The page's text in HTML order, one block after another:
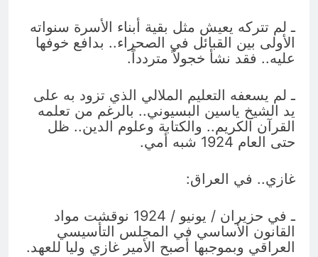
ـ لم تتركه يعيش مثل بقية أبناء الأسرة سنواته
الأولى بين القبائل في الصحراء.. بدافع خوفها
عليه.. فقد نشأ خجولاً متردداً.
ـ لم يسعفه التعليم الملالي الذي تزود به على
يد الشيخ ياسين البسيوني.. بالرغم من تعلمه
القرآن الكريم.. والكتابة وعلوم الدين.. ظل
حتى العام 1924 شبه أمي.
غازي.. في العراق:
ـ في حزيران / يونيو / 1924 نوقشت مواد
القانون الأساسي في المجلس التأسيسي
العراقي وبموجبها أصبح الأمير غازي وليا للعهد.